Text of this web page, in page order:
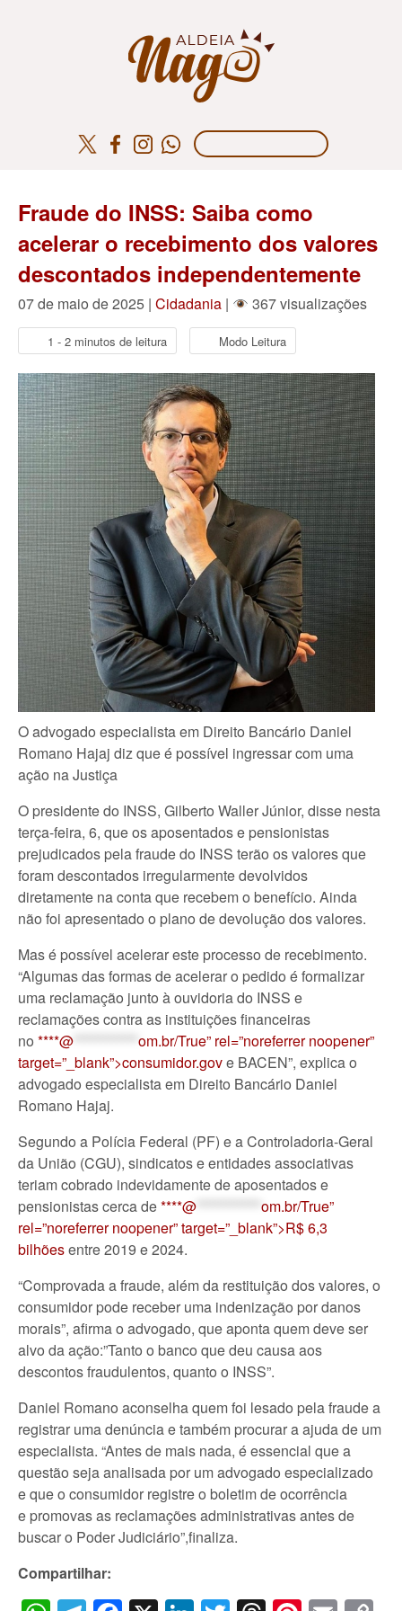
Fraude do INSS: Saiba como
acelerar o recebimento dos valores
descontados independentemente
07 de maio de 2025 | Cidadania | 367 visualizações
1 - 2 minutos de leitura Modo Leitura
O advogado especialista em Direito Bancário Daniel
Romano Hajaj diz que é possível ingressar com uma
ação na Justiça
O presidente do INSS, Gilberto Waller Júnior, disse nesta
terça-feira, 6, que os aposentados e pensionistas
prejudicados pela fraude do INSS terão os valores que
foram descontados irregularmente devolvidos
diretamente na conta que recebem o benefício. Ainda
não foi apresentado o plano de devolução dos valores.
Mas é possível acelerar este processo de recebimento.
“Algumas das formas de acelerar o pedido é formalizar
uma reclamação junto à ouvidoria do INSS e
reclamações contra as instituições financeiras
no ****@
om.br/True” rel=”noreferrer noopener”
target=”_blank”>consumidor.gove BACEN”, explica o
advogado especialista em Direito Bancário Daniel
Romano Hajaj.
Segundo a Polícia Federal (PF) e a Controladoria-Geral
da União (CGU), sindicatos e entidades associativas
teriam cobrado indevidamente de aposentados e
pensionistas cerca de****@
om.br/True”
rel=”noreferrer noopener” target=”_blank”>R$ 6,3
bilhõesentre 2019 e 2024.
“Comprovada a fraude, além da restituição dos valores, o
consumidor pode receber uma indenização por danos
morais”, afirma o advogado, que aponta quem deve ser
alvo da ação:”Tanto o banco que deu causa aos
descontos fraudulentos, quanto o INSS”.
Daniel Romano aconselha quem foi lesado pela fraude a
registrar uma denúncia e também procurar a ajuda de um
especialista. “Antes de mais nada, é essencial que a
questão seja analisada por um advogado especializado
e que o consumidor registre o boletim de ocorrência
e promovas as reclamações administrativas antes de
buscar o Poder Judiciário”,finaliza.
Compartilhar: